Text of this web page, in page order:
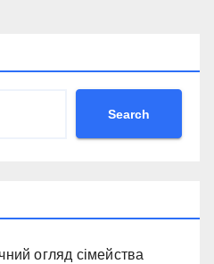
Search
огляд сімейства